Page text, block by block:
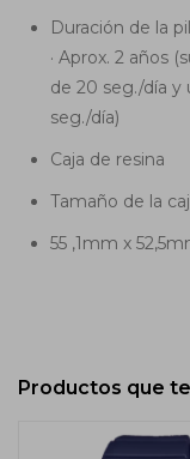
Duración de la
· Aprox. 2 años
de 20 seg./día y
seg./día)
Caja de resina
55 ,1mm x
Productos que